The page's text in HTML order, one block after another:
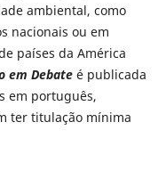
ambiental, como
nacionais ou em
países da América
em Debateé publicada
em português,
ter titulação mínima